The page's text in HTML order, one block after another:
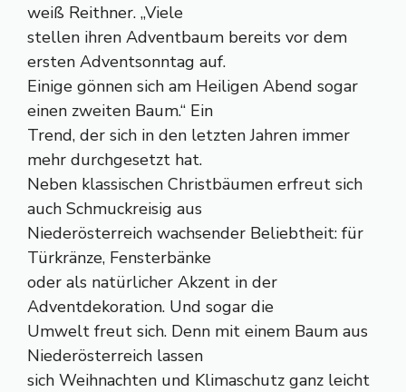
weiß Reithner. „Viele
stellen ihren Adventbaum bereits vor dem
ersten Adventsonntag auf.
Einige gönnen sich am Heiligen Abend sogar
einen zweiten Baum.“ Ein
Trend, der sich in den letzten Jahren immer
mehr durchgesetzt hat.
Neben klassischen Christbäumen erfreut sich
auch Schmuckreisig aus
Niederösterreich wachsender Beliebtheit: für
Türkränze, Fensterbänke
oder als natürlicher Akzent in der
Adventdekoration. Und sogar die
Umwelt freut sich. Denn mit einem Baum aus
Niederösterreich lassen
sich Weihnachten und Klimaschutz ganz leicht